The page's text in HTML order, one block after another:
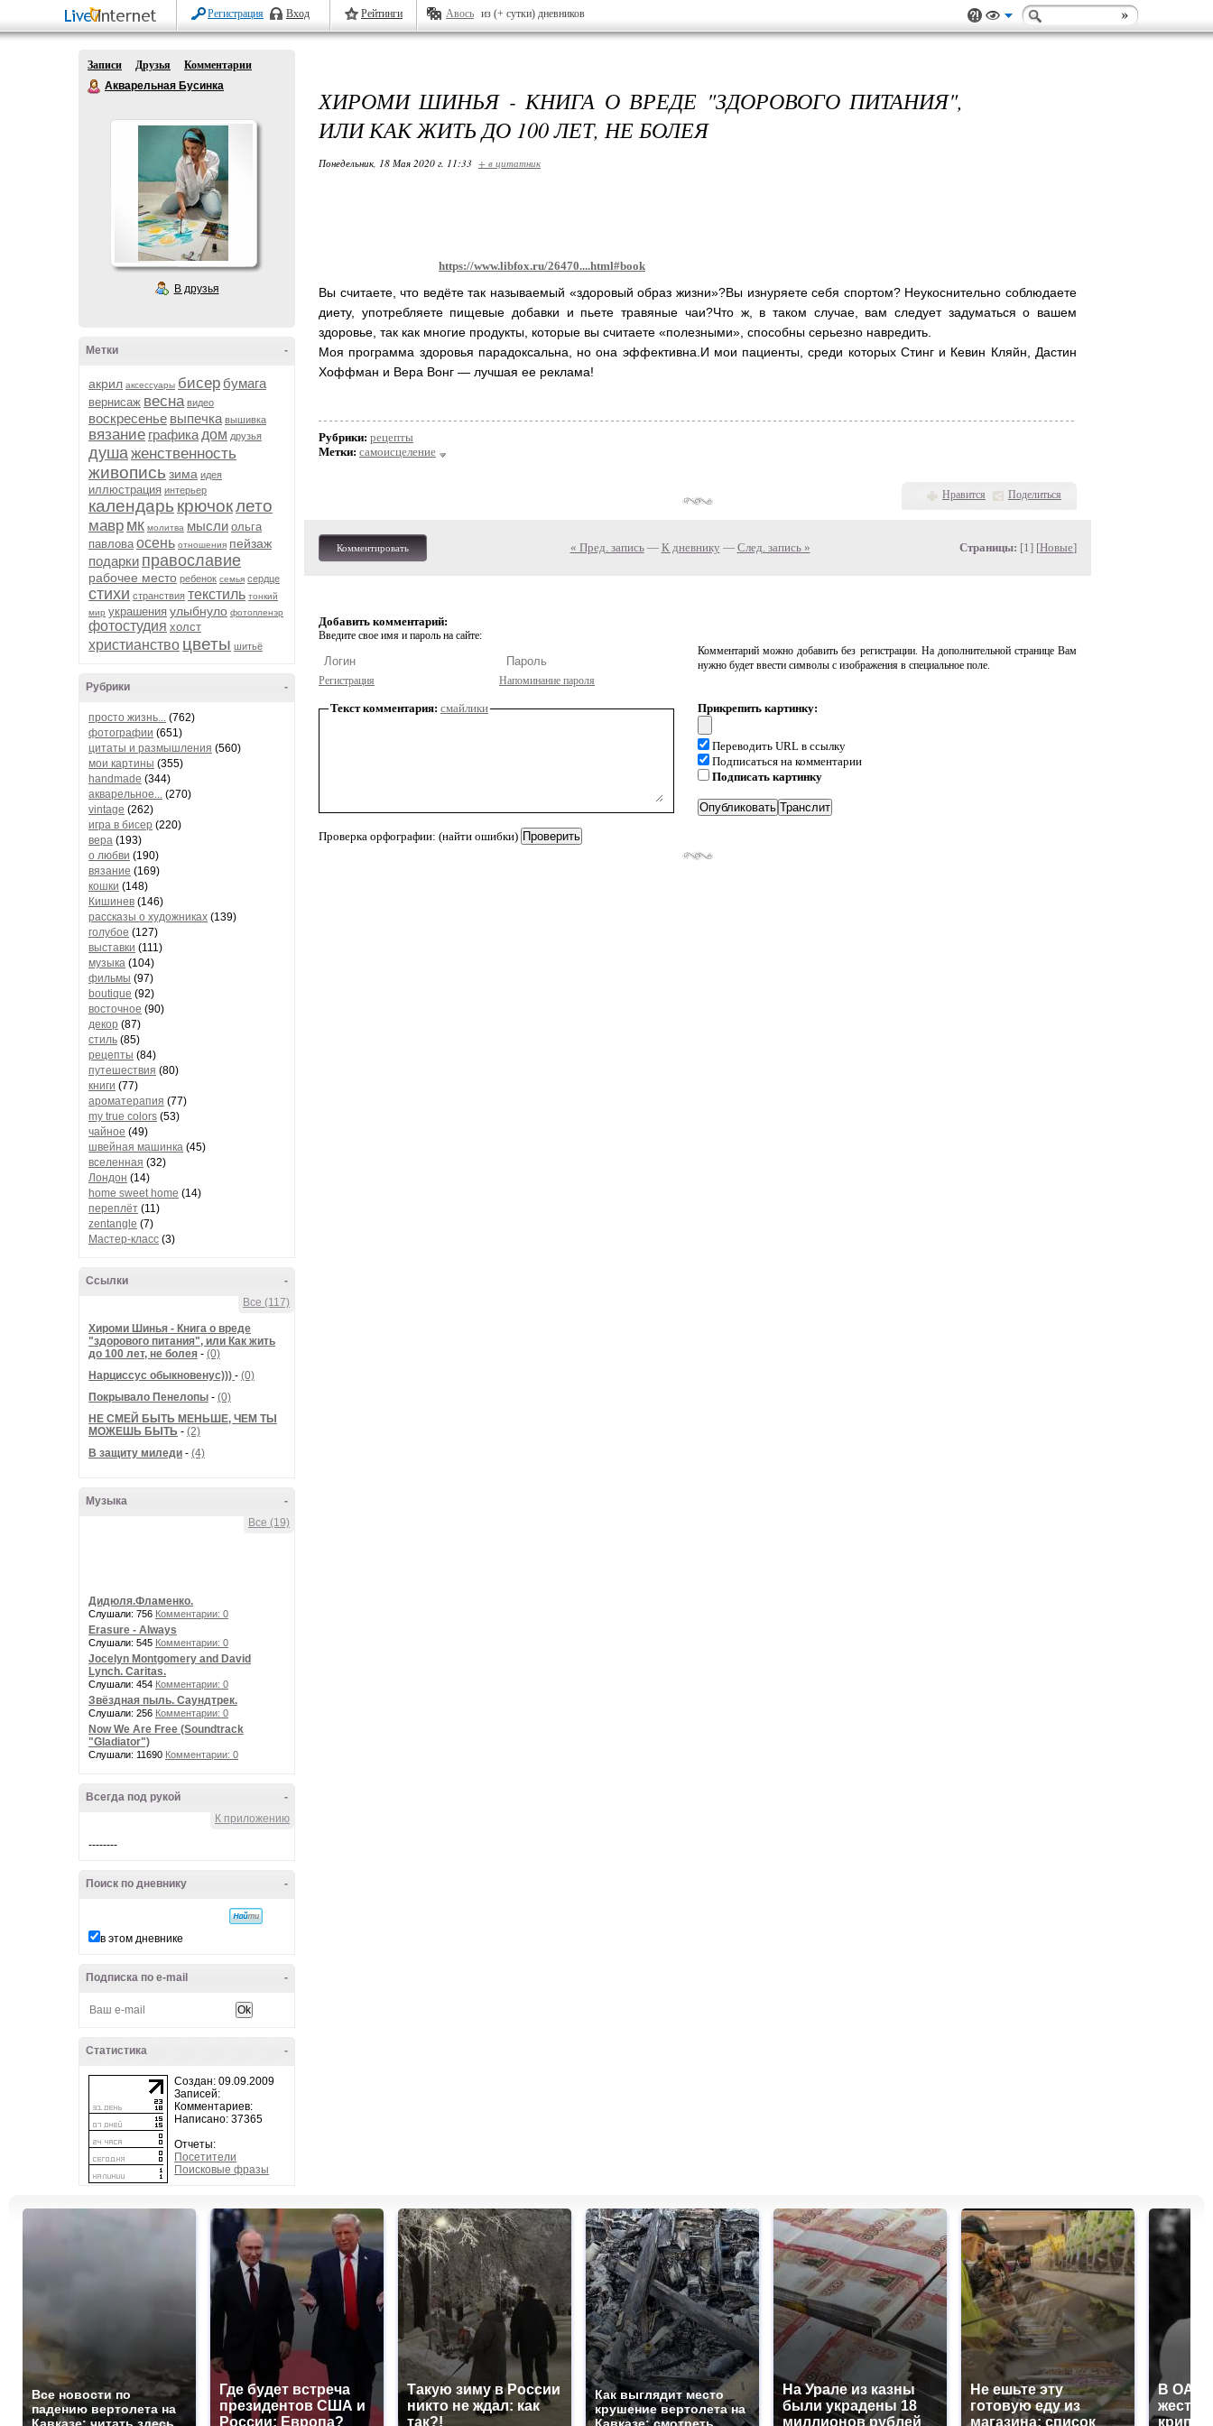
Регистрация Вход Рейтинги Авось из (+ сутки) дневников
Записи Друзья
Комментарии
Акварельная Бусинка
В друзья
-
Метки
акрил аксессуары бисер бумага
вернисаж весна видео
воскресенье выпечка вышивка
вязание графика дом друзья
душаженственность
живопись зима идея
иллюстрация интерьер
календарь крючоклето
мавр мк молитва мысли ольга
павлова осень отношения пейзаж
подарки православие
рабочее место ребенок семья сердце
стихи странствия текстиль тонкий
мир украшения улыбнуло фотопленэр
фотостудия холст
христианство цветы шитьё
-
Рубрики
просто жизнь... (762)
фотографии (651)
цитаты и размышления (560)
мои картины (355)
handmade (344)
акварельное... (270)
vintage (262)
игра в бисер (220)
вера (193)
о любви (190)
вязание (169)
кошки (148)
Кишинев (146)
рассказы о художниках (139)
голубое (127)
выставки (111)
музыка (104)
фильмы (97)
boutique (92)
восточное (90)
декор (87)
стиль (85)
рецепты (84)
путешествия (80)
книги (77)
ароматерапия (77)
my true colors (53)
чайное (49)
швейная машинка (45)
вселенная (32)
Лондон (14)
home sweet home (14)
переплёт (11)
zentangle (7)
Мастер-класс (3)
-
Ссылки
Все (117)
Хироми Шинья - Книга о вреде
"здорового питания", или Как жить
до 100 лет, не болея - (0)
Нарциссус обыкновенус))) - (0)
Покрывало Пенелопы - (0)
НЕ СМЕЙ БЫТЬ МЕНЬШЕ, ЧЕМ ТЫ
МОЖЕШЬ БЫТЬ - (2)
В защиту миледи - (4)
-
Музыка
Все (19)
Дидюля.Фламенко.
Слушали: 756 Комментарии: 0
Erasure - Always
Слушали: 545 Комментарии: 0
Jocelyn Montgomery and David
Lynch. Caritas.
Слушали: 454 Комментарии: 0
Звёздная пыль. Саундтрек.
Слушали: 256 Комментарии: 0
Now We Are Free (Soundtrack
"Gladiator")
Слушали: 11690 Комментарии: 0
-
Всегда под рукой
К приложению
--------
-
Поиск по дневнику
в этом дневнике
-
Подписка по e-mail
-
Статистика
Создан: 09.09.2009
Записей:
Комментариев:
Написано: 37365
Отчеты:
Посетители
Поисковые фразы
ХИРОМИ ШИНЬЯ - КНИГА О ВРЕДЕ "ЗДОРОВОГО ПИТАНИЯ",
ИЛИ КАК ЖИТЬ ДО 100 ЛЕТ, НЕ БОЛЕЯ
Понедельник, 18 Мая 2020 г. 11:33 + в цитатник
https://www.libfox.ru/26470....html#book
Вы считаете, что ведёте так называемый «здоровый образ жизни»?Вы изнуряете себя спортом? Неукоснительно соблюдаете
диету, употребляете пищевые добавки и пьете травяные чаи?Что ж, в таком случае, вам следует задуматься о вашем
здоровье, так как многие продукты, которые вы считаете «полезными», способны серьезно навредить.
Моя программа здоровья парадоксальна, но она эффективна.И мои пациенты, среди которых Стинг и Кевин Кляйн, Дастин
Хоффман и Вера Вонг — лучшая ее реклама!
Рубрики: рецепты
Метки: самоисцеление
Нравится Поделиться
Комментировать « Пред. запись— К дневнику — След. запись » Страницы: [1] [Новые]
Добавить комментарий:
Введите свое имя и пароль на сайте:
Регистрация Напоминание пароля
Комментарий можно добавить без регистрации. На дополнительной странице Вам
нужно будет ввести символы с изображения в специальное поле.
Текст комментария: смайлики
Проверка орфографии: (найти ошибки)
Прикрепить картинку:
Переводить URL в ссылку
Подписаться на комментарии
Подписать картинку
Все новости по
падению вертолета на
Где будет встреча
президентов США и
России: Европа?
Такую зиму в России
никто не ждал: как
так?!
Как выглядит место
крушение вертолета на
На Урале из казны
были украдены 18
миллионов рублей
Не ешьте эту
готовую еду из
магазина: список
В ОАЭ